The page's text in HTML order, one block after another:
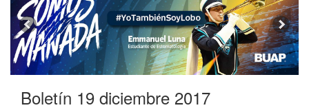
Boletín 19 diciembre 2017